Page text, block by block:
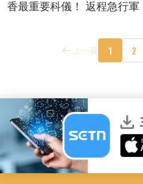
香最重要科儀！ 返程急行軍
上一頁 1 2